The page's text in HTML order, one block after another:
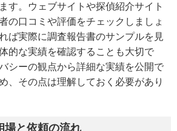
す。ウェブサイトや探偵紹介サイト
の口コミや評価をチェックしましょ
ば実際に調査報告書のサンプルを見
的な実績を確認することも大切で
シーの観点から詳細な実績を公開で
、その点は理解しておく必要があり
場と依頼の流れ